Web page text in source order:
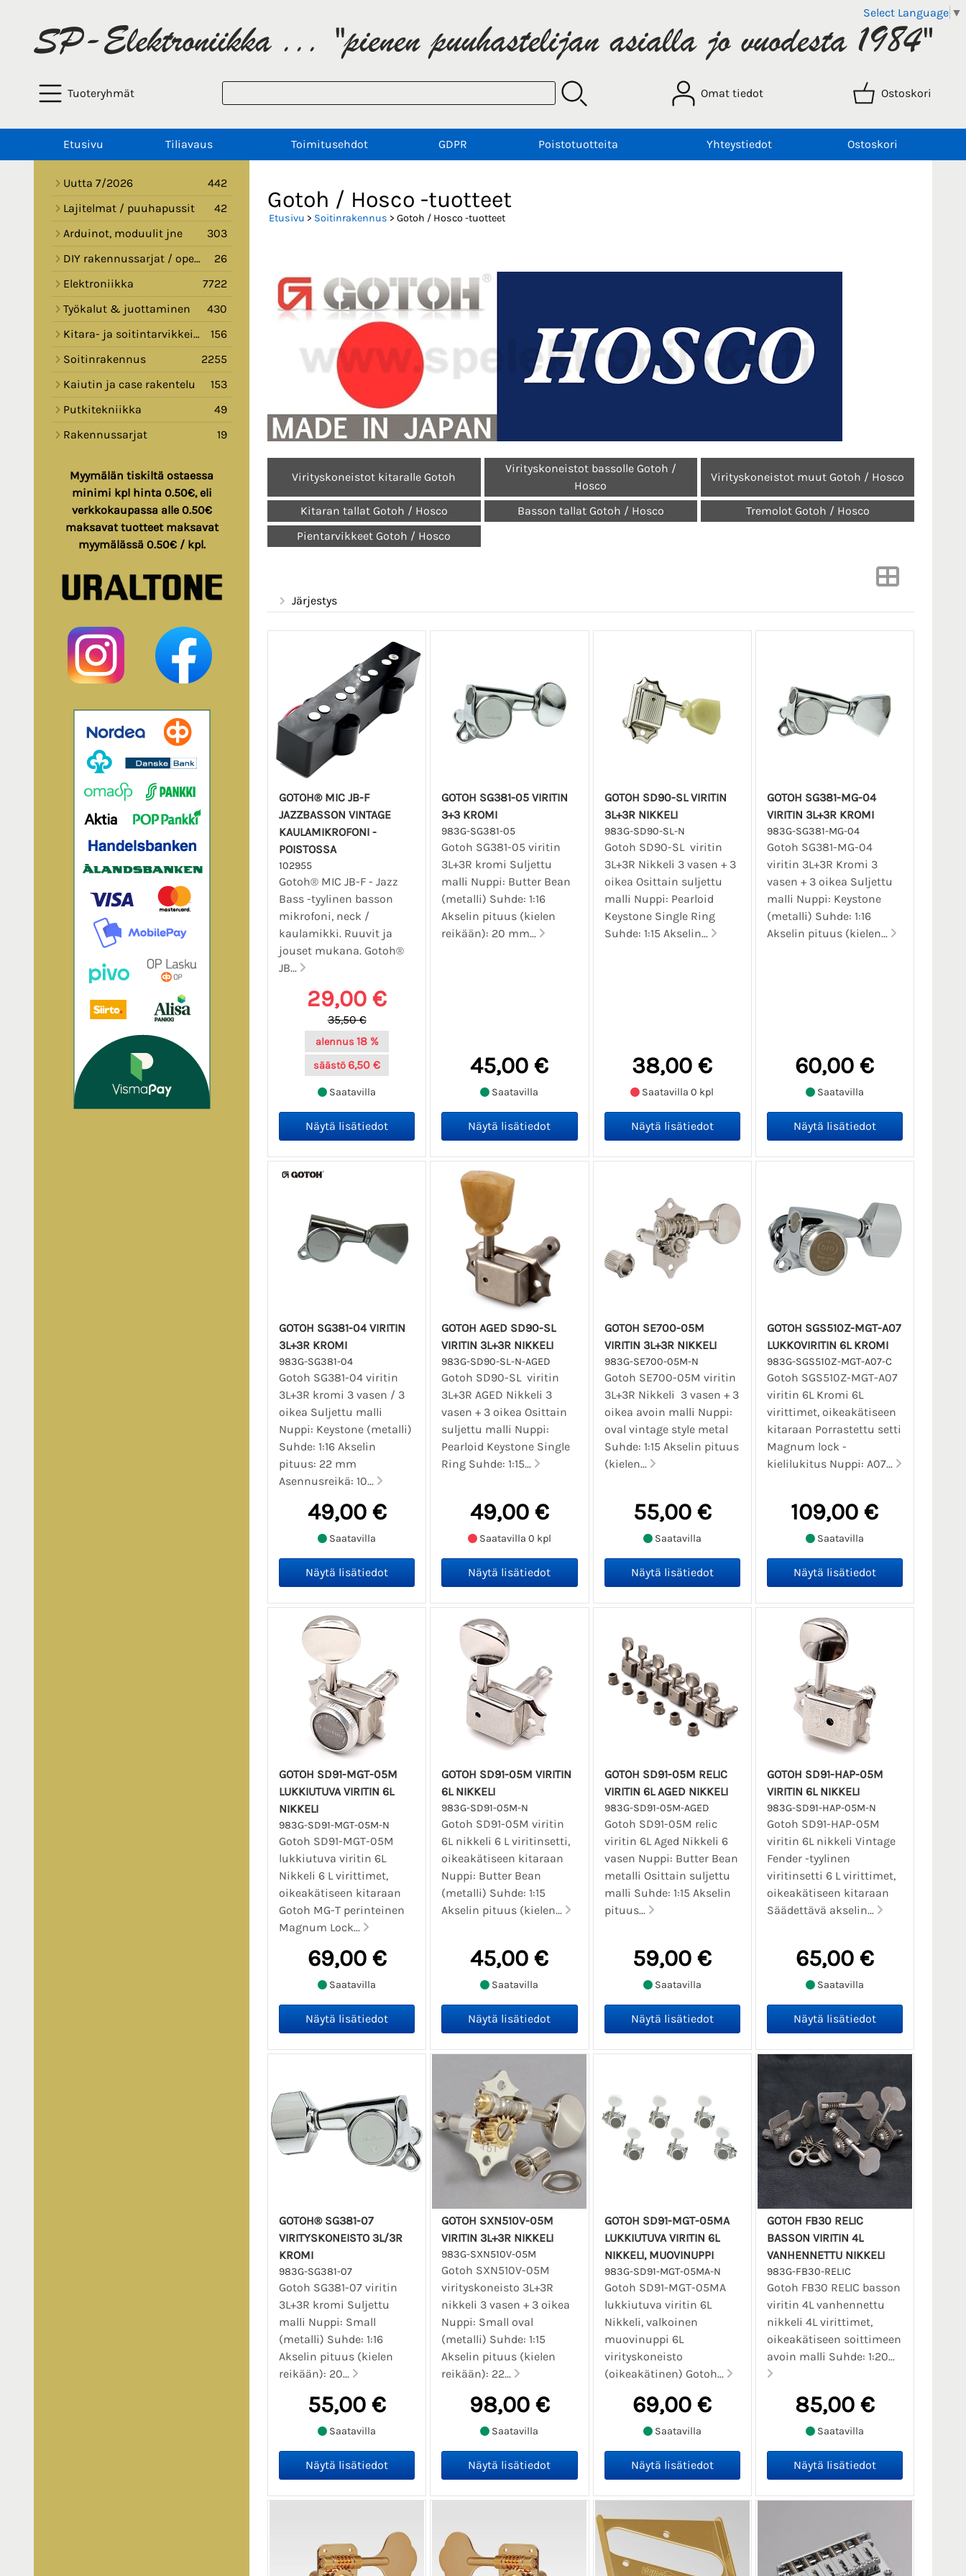
Select Language ▼
Tuoteryhmät Omat tiedot Ostoskori
Etusivu Tiliavaus Toimitusehdot GDPR Poistotuotteita Yhteystiedot Ostoskori
Uutta 7/2026
442
Lajitelmat / puuhapussit
42
Arduinot, moduulit jne
303
DIY rakennussarjat / opetussarjat
26
Elektroniikka
7722
Työkalut & juottaminen
430
Kitara- ja soitintarvikkeita
156
Soitinrakennus
2255
Kaiutin ja case rakentelu
153
Putkitekniikka
49
Rakennussarjat
19
Myymälän tiskiltä ostaessa
minimi kpl hinta 0.50€, eli
verkkokaupassa alle 0.50€
maksavat tuotteet maksavat
myymälässä 0.50€ / kpl.
Gotoh / Hosco -tuotteet
Etusivu > Soitinrakennus > Gotoh / Hosco -tuotteet
Virityskoneistot kitaralle Gotoh
Virityskoneistot bassolle Gotoh /
Hosco
Virityskoneistot muut Gotoh / Hosco
Kitaran tallat Gotoh / Hosco Basson tallat Gotoh / Hosco
Tremolot Gotoh / Hosco
Pientarvikkeet Gotoh / Hosco
Järjestys
GOTOH® MIC JB-F
JAZZBASSON VINTAGE
KAULAMIKROFONI -
POISTOSSA
102955
Gotoh® MIC JB-F - Jazz
Bass -tyylinen basson
mikrofoni, neck /
kaulamikki. Ruuvit ja
jouset mukana. Gotoh®
JB...
29,00 €
35,50 €
alennus18 %
säästö6,50 €
Saatavilla
GOTOH SG381-05 VIRITIN
3+3 KROMI
983G-SG381-05
Gotoh SG381-05 viritin
3L+3R kromi Suljettu
malli Nuppi: Butter Bean
(metalli) Suhde: 1:16
Akselin pituus (kielen
reikään): 20 mm...
45,00 €
Saatavilla
GOTOH SD90-SL VIRITIN
3L+3R NIKKELI
983G-SD90-SL-N
Gotoh SD90-SL viritin
3L+3R Nikkeli 3 vasen + 3
oikea Osittain suljettu
malli Nuppi: Pearloid
Keystone Single Ring
Suhde: 1:15 Akselin...
38,00 €
Saatavilla 0 kpl
GOTOH SG381-MG-04
VIRITIN 3L+3R KROMI
983G-SG381-MG-04
Gotoh SG381-MG-04
viritin 3L+3R Kromi 3
vasen + 3 oikea Suljettu
malli Nuppi: Keystone
(metalli) Suhde: 1:16
Akselin pituus (kielen...
60,00 €
Saatavilla
GOTOH SG381-04 VIRITIN
3L+3R KROMI
983G-SG381-04
Gotoh SG381-04 viritin
3L+3R kromi 3 vasen / 3
oikea Suljettu malli
Nuppi: Keystone (metalli)
Suhde: 1:16 Akselin
pituus: 22 mm
Asennusreikä: 10...
49,00 €
Saatavilla
GOTOH AGED SD90-SL
VIRITIN 3L+3R NIKKELI
983G-SD90-SL-N-AGED
Gotoh SD90-SL viritin
3L+3R AGED Nikkeli 3
vasen + 3 oikea Osittain
suljettu malli Nuppi:
Pearloid Keystone Single
Ring Suhde: 1:15...
49,00 €
Saatavilla 0 kpl
GOTOH SE700-05M
VIRITIN 3L+3R NIKKELI
983G-SE700-05M-N
Gotoh SE700-05M viritin
3L+3R Nikkeli 3 vasen + 3
oikea avoin malli Nuppi:
oval vintage style metal
Suhde: 1:15 Akselin pituus
(kielen...
55,00 €
Saatavilla
GOTOH SGS510Z-MGT-A07
LUKKOVIRITIN 6L KROMI
983G-SGS510Z-MGT-A07-C
Gotoh SGS510Z-MGT-A07
viritin 6L Kromi 6L
virittimet, oikeakätiseen
kitaraan Porrastettu setti
Magnum lock -
kielilukitus Nuppi: A07...
109,00 €
Saatavilla
GOTOH SD91-MGT-05M
LUKKIUTUVA VIRITIN 6L
NIKKELI
983G-SD91-MGT-05M-N
Gotoh SD91-MGT-05M
lukkiutuva viritin 6L
Nikkeli 6 L virittimet,
oikeakätiseen kitaraan
Gotoh MG-T perinteinen
Magnum Lock...
69,00 €
Saatavilla
GOTOH SD91-05M VIRITIN
6L NIKKELI
983G-SD91-05M-N
Gotoh SD91-05M viritin
6L nikkeli 6 L viritinsetti,
oikeakätiseen kitaraan
Nuppi: Butter Bean
(metalli) Suhde: 1:15
Akselin pituus (kielen...
45,00 €
Saatavilla
GOTOH SD91-05M RELIC
VIRITIN 6L AGED NIKKELI
983G-SD91-05M-AGED
Gotoh SD91-05M relic
viritin 6L Aged Nikkeli 6
vasen Nuppi: Butter Bean
metalli Osittain suljettu
malli Suhde: 1:15 Akselin
pituus...
59,00 €
Saatavilla
GOTOH SD91-HAP-05M
VIRITIN 6L NIKKELI
983G-SD91-HAP-05M-N
Gotoh SD91-HAP-05M
viritin 6L nikkeli Vintage
Fender -tyylinen
viritinsetti 6 L virittimet,
oikeakätiseen kitaraan
Säädettävä akselin...
65,00 €
Saatavilla
GOTOH® SG381-07
VIRITYSKONEISTO 3L/3R
KROMI
983G-SG381-07
Gotoh SG381-07 viritin
3L+3R kromi Suljettu
malli Nuppi: Small
(metalli) Suhde: 1:16
Akselin pituus (kielen
reikään): 20...
55,00 €
Saatavilla
GOTOH SXN510V-05M
VIRITIN 3L+3R NIKKELI
983G-SXN510V-05M
Gotoh SXN510V-05M
virityskoneisto 3L+3R
nikkeli 3 vasen + 3 oikea
Nuppi: Small oval
(metalli) Suhde: 1:15
Akselin pituus (kielen
reikään): 22...
98,00 €
Saatavilla
GOTOH SD91-MGT-05MA
LUKKIUTUVA VIRITIN 6L
NIKKELI, MUOVINUPPI
983G-SD91-MGT-05MA-N
Gotoh SD91-MGT-05MA
lukkiutuva viritin 6L
Nikkeli, valkoinen
muovinuppi 6L
virityskoneisto
(oikeakätinen) Gotoh...
69,00 €
Saatavilla
GOTOH FB30 RELIC
BASSON VIRITIN 4L
VANHENNETTU NIKKELI
983G-FB30-RELIC
Gotoh FB30 RELIC basson
viritin 4L vanhennettu
nikkeli 4L virittimet,
oikeakätiseen soittimeen
avoin malli Suhde: 1:20...
85,00 €
Saatavilla